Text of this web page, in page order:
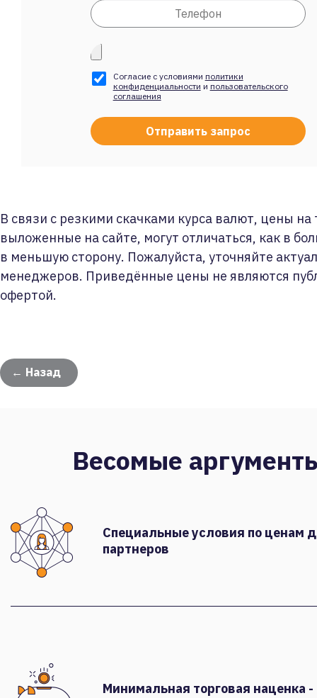
Согласие с условиями политики
конфиденциальности и пользовательского
соглашения
В связи с резкими скачками курса валют, цены на
выложенные на сайте, могут отличаться, как в
в меньшую сторону. Пожалуйста, уточняйте
менеджеров. Приведённые цены не являются
офертой.
← Назад
Весомые
Специальные условия по ценам
партнеров
Минимальная торговая наценка